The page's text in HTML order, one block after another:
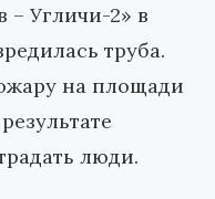
Угличи-2» в
труба.
на площади
люди.